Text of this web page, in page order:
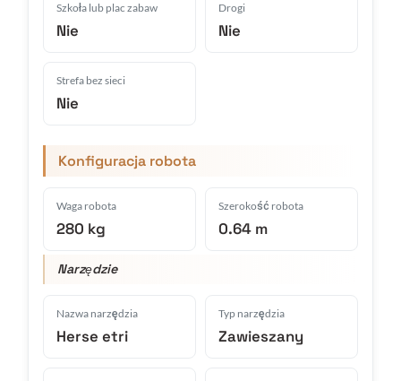
Szkoła lub plac zabaw
Nie
Drogi
Nie
Strefa bez sieci
Nie
Konfiguracja robota
Waga robota
280 kg
Szerokość robota
0.64 m
Narzędzie
Nazwa narzędzia
Herse etri
Typ narzędzia
Zawieszany